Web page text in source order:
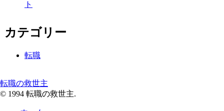
ト
カテゴリー
転職
転職の救世主
© 1994 転職の救世主.